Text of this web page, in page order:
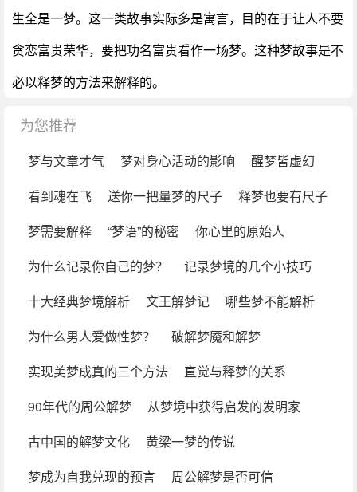
生全是一梦。这一类故事实际多是寓言，目的在于让人不要
贪恋富贵荣华，要把功名富贵看作一场梦。这种梦故事是不
必以释梦的方法来解释的。
为您推荐
梦与文章才气 梦对身心活动的影响
醒梦皆虚幻
看到魂在飞
送你一把量梦的尺子
释梦也要有尺子
梦需要解释
“梦语”的秘密
你心里的原始人
为什么记录你自己的梦？
记录梦境的几个小技巧
十大经典梦境解析
文王解梦记
哪些梦不能解析
为什么男人爱做性梦？
破解梦魇和解梦
实现美梦成真的三个方法
直觉与释梦的关系
90年代的周公解梦
从梦境中获得启发的发明家
古中国的解梦文化
黄梁一梦的传说
梦成为自我兑现的预言
周公解梦是否可信